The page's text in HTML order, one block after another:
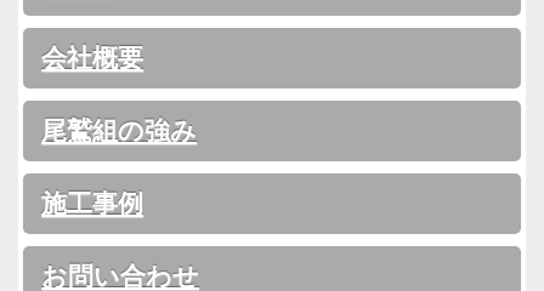
会社概要
尾鷲組の強み
施工事例
お問い合わせ